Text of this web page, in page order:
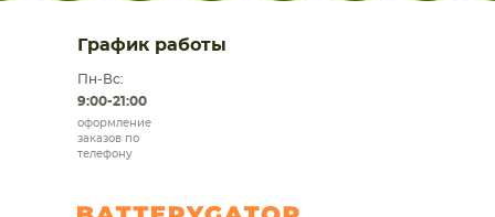
График работы
Пн-Вс:
9:00-21:00
оформление
заказов по
телефону